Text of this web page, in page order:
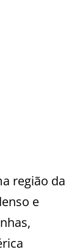
região da
e